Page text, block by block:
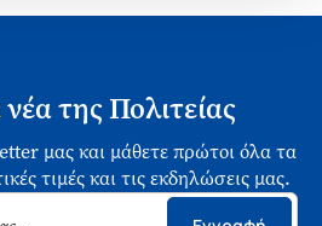
της Πολιτείας
μας και μάθετε πρώτοι όλα τα
τιμές και τις εκδηλώσεις μας.